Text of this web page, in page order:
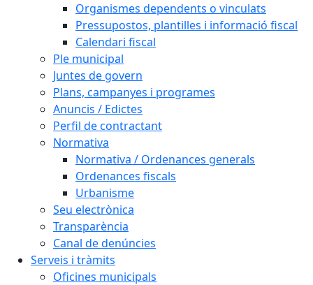
Organismes dependents o vinculats
Pressupostos, plantilles i informació fiscal
Calendari fiscal
Ple municipal
Juntes de govern
Plans, campanyes i programes
Anuncis / Edictes
Perfil de contractant
Normativa
Normativa / Ordenances generals
Ordenances fiscals
Urbanisme
Seu electrònica
Transparència
Canal de denúncies
Serveis i tràmits
Oficines municipals